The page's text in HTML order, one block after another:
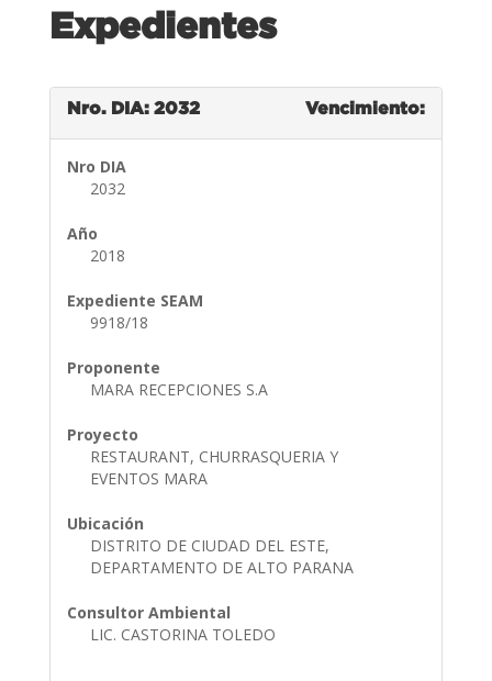
Expedientes
Nro. DIA: 2032 Vencimiento:
Nro DIA
2032
Año
2018
Expediente SEAM
9918/18
Proponente
MARA RECEPCIONES S.A
Proyecto
RESTAURANT, CHURRASQUERIA Y
EVENTOS MARA
Ubicación
DISTRITO DE CIUDAD DEL ESTE,
DEPARTAMENTO DE ALTO PARANA
Consultor Ambiental
LIC. CASTORINA TOLEDO